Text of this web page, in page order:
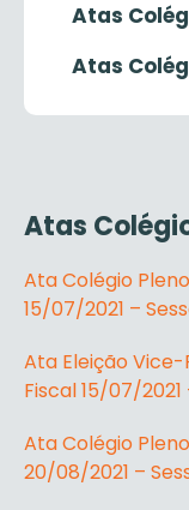
Atas
Atas
Atas
Ata Colégio
15/07/2021 –
Ata Eleição
Fiscal 15/07/
Ata Colégio
20/08/2021 –